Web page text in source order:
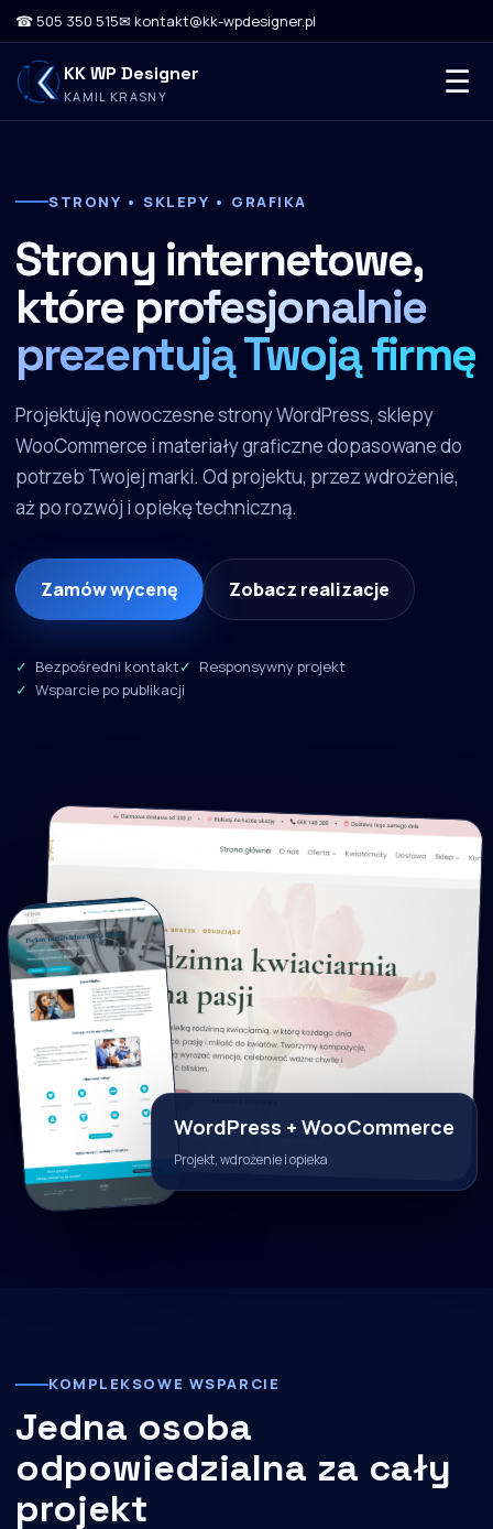
☎ 505 350 515✉ kontakt@kk-wpdesigner.pl
KK WP Designer
KAMIL KRASNY ☰
STRONY • SKLEPY • GRAFIKA
Strony internetowe,
które profesjonalnie
prezentują Twoją firmę
Projektuję nowoczesne strony WordPress, sklepy
WooCommerce i materiały graficzne dopasowane do
potrzeb Twojej marki. Od projektu, przez wdrożenie,
aż po rozwój i opiekę techniczną.
Zamów wycenę Zobacz realizacje
Bezpośredni kontakt
Responsywny projekt
Wsparcie po publikacji
WordPress + WooCommerce
Projekt, wdrożenie i opieka
KOMPLEKSOWE WSPARCIE
Jedna osoba
odpowiedzialna za cały
projekt